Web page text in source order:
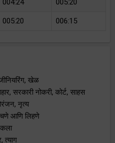
004:24 005:20
005:20 006:15
खेळ
सरकारी नोकरी, कोर्ट, साहस
नृत्य
आणि लिहणे
कला
त्याग